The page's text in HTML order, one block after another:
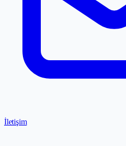
İletişim